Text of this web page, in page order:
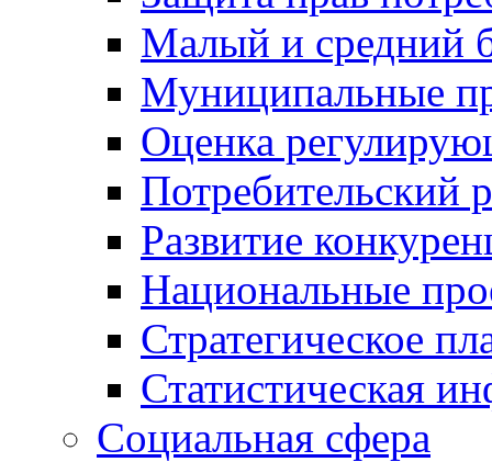
Малый и средний
Муниципальные
Оценка
Потребительский
Развитие
Национальные
Стратегическое
Статистическая
Социальная сфера